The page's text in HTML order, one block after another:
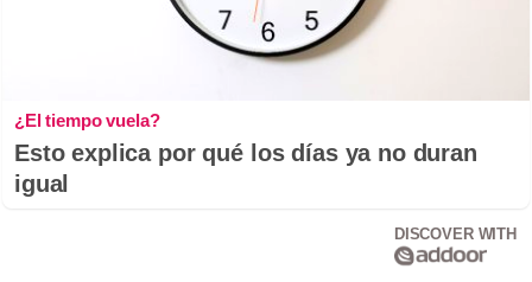
¿El tiempo vuela?
Esto explica por qué los días ya no duran
igual
DISCOVER WITH